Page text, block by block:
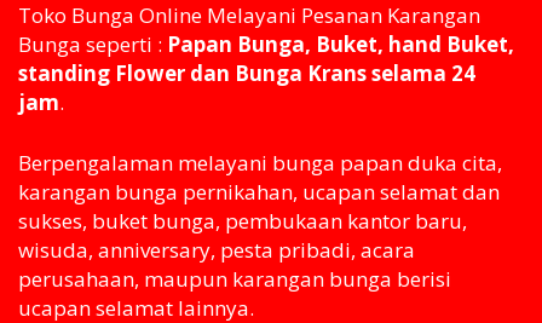
Toko Bunga Online Melayani Pesanan Karangan
Bunga seperti : Papan Bunga, Buket, hand Buket,
standing Flower dan Bunga Krans selama 24
jam.
Berpengalaman melayani bunga papan duka cita,
karangan bunga pernikahan, ucapan selamat dan
sukses, buket bunga, pembukaan kantor baru,
wisuda, anniversary, pesta pribadi, acara
perusahaan, maupun karangan bunga berisi
ucapan selamat lainnya.